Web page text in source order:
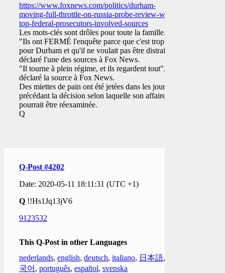
https://www.foxnews.com/politics/durham-
moving-full-throttle-on-russia-probe-review-with-
top-federal-prosecutors-involved-sources
Les mots-clés sont drôles pour toute la famille.
"Ils ont FERMÉ l'enquête parce que c'est trop
pour Durham et qu'il ne voulait pas être distrait", a
déclaré l'une des sources à Fox News.
"Il tourne à plein régime, et ils regardent tout", a
déclaré la source à Fox News.
Des miettes de pain ont été jetées dans les jours
précédant la décision selon laquelle son affaire
pourrait être réexaminée.
Q
Q-Post #4202
Date: 2020-05-11 18:11:31 (UTC +1)
Q !!Hs1Jq13jV6
9123532
This Q-Post in other Languages
nederlands, english, deutsch, italiano, 日本語,
국어 , português, español, svenska